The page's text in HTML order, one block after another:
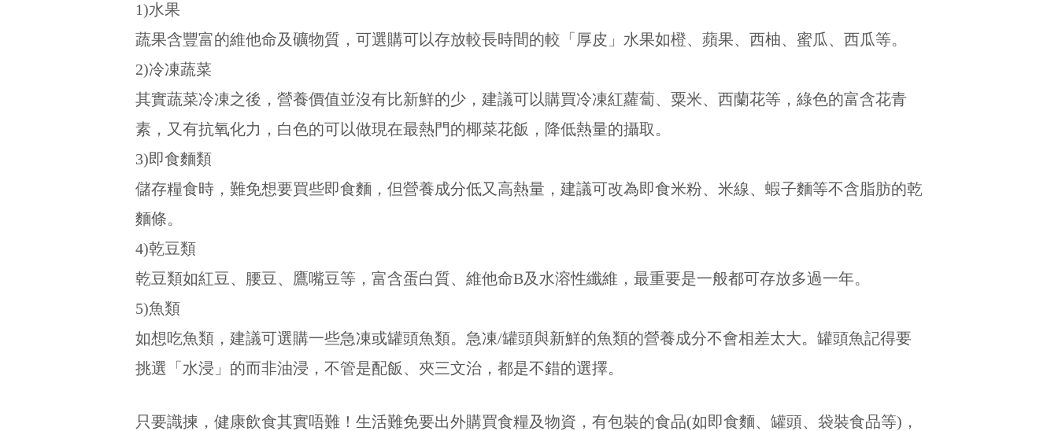
1)水果
蔬果含豐富的維他命及礦物質，可選購可以存放較長時間的較「厚皮」水果如橙、蘋果、西柚、蜜瓜、西瓜等。
2)冷凍蔬菜
其實蔬菜冷凍之後，營養價值並沒有比新鮮的少，建議可以購買冷凍紅蘿蔔、粟米、西蘭花等，綠色的富含花青
素，又有抗氧化力，白色的可以做現在最熱門的椰菜花飯，降低熱量的攝取。
3)即食麵類
儲存糧食時，難免想要買些即食麵，但營養成分低又高熱量，建議可改為即食米粉、米線、蝦子麵等不含脂肪的乾
麵條。
4)乾豆類
乾豆類如紅豆、腰豆、鷹嘴豆等，富含蛋白質、維他命B及水溶性纖維，最重要是一般都可存放多過一年。
5)魚類
如想吃魚類，建議可選購一些急凍或罐頭魚類。急凍/罐頭與新鮮的魚類的營養成分不會相差太大。罐頭魚記得要
挑選「水浸」的而非油浸，不管是配飯、夾三文治，都是不錯的選擇。
只要識揀，健康飲食其實唔難！生活難免要出外購買食糧及物資，有包裝的食品(如即食麵、罐頭、袋裝食品等)，